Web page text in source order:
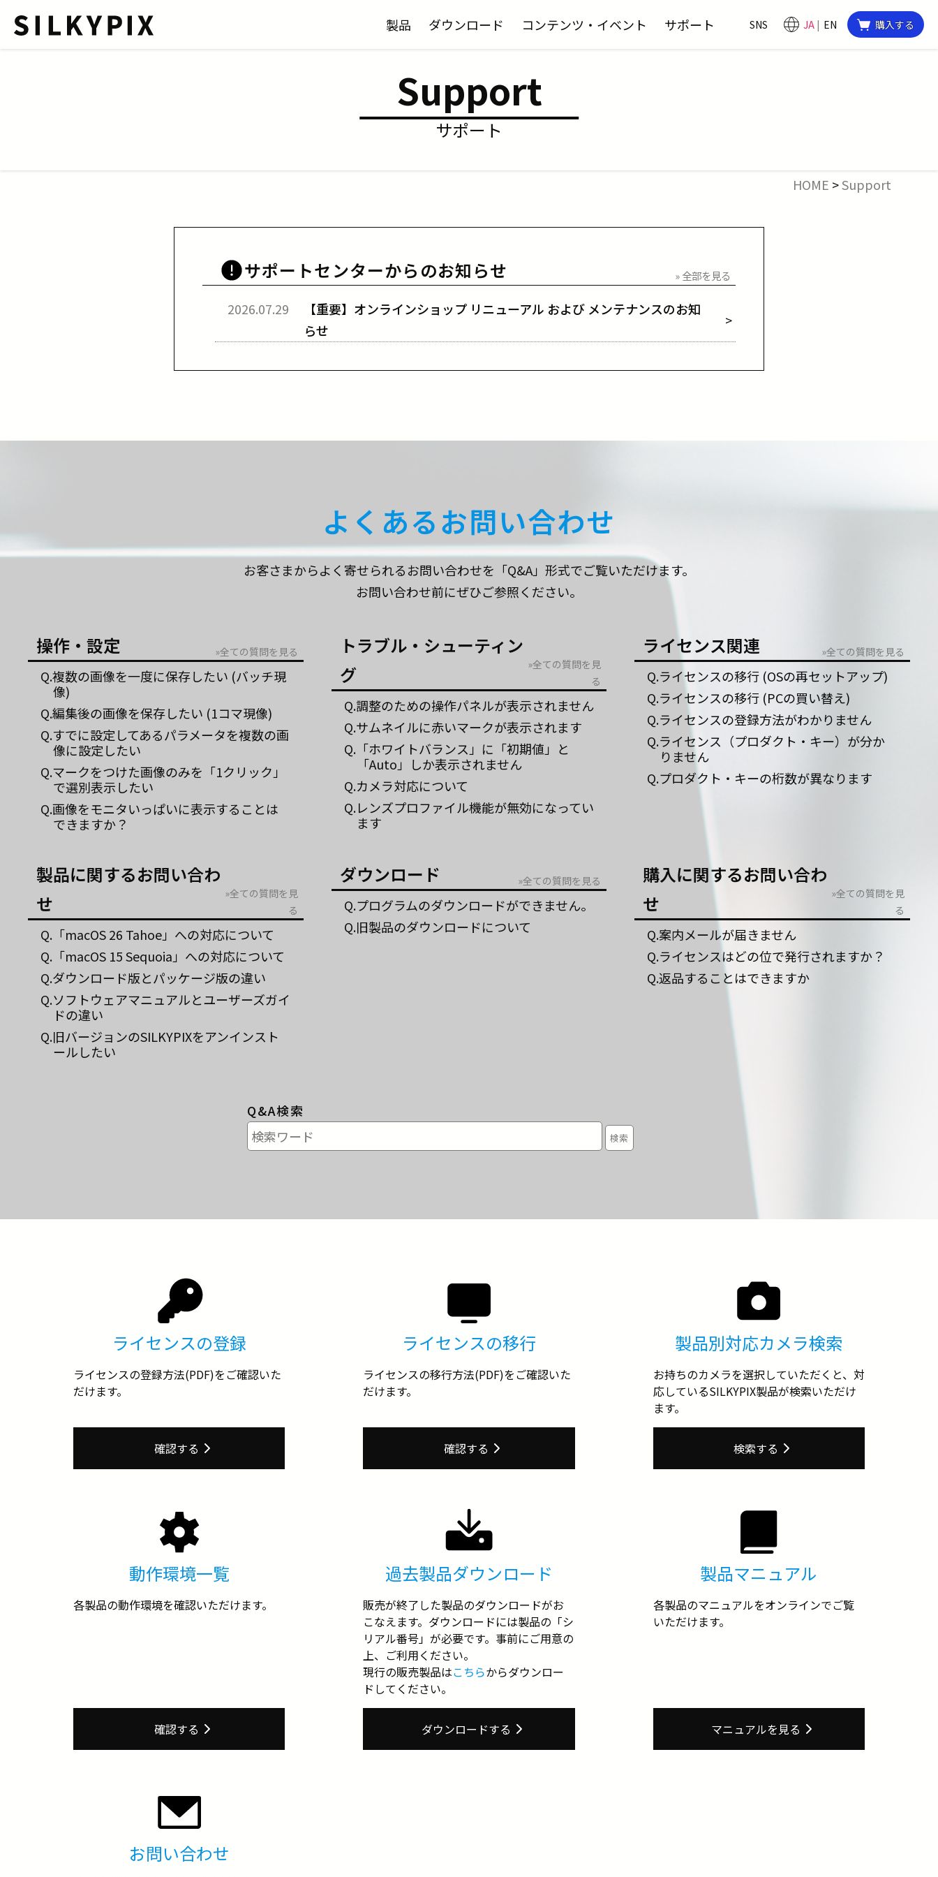
製品 ダウンロード コンテンツ・イベント サポート SNS JA EN 購入する
Support
サポート
HOME >Support
サポートセンターからのお知らせ » 全部を見る
2026.07.29
【重要】オンラインショップ リニューアル および メンテナンスのお知
らせ
よくあるお問い合わせ
お客さまからよく寄せられるお問い合わせを「Q&A」形式でご覧いただけます。
お問い合わせ前にぜひご参照ください。
操作・設定 »全ての質問を見る
Q.複数の画像を一度に保存したい (バッチ現
像)
Q.編集後の画像を保存したい (1コマ現像)
Q.すでに設定してあるパラメータを複数の画
像に設定したい
Q.マークをつけた画像のみを「1クリック」
で選別表示したい
Q.画像をモニタいっぱいに表示することは
できますか？
トラブル・シューティン
グ
»全ての質問を見
る
Q.調整のための操作パネルが表示されません
Q.サムネイルに赤いマークが表示されます
Q.「ホワイトバランス」に「初期値」と
「Auto」しか表示されません
Q.カメラ対応について
Q.レンズプロファイル機能が無効になってい
ます
ライセンス関連 »全ての質問を見る
Q.ライセンスの移行 (OSの再セットアップ)
Q.ライセンスの移行 (PCの買い替え)
Q.ライセンスの登録方法がわかりません
Q.ライセンス（プロダクト・キー）が分か
りません
Q.プロダクト・キーの桁数が異なります
製品に関するお問い合わ
せ
»全ての質問を見
る
Q.「macOS 26 Tahoe」への対応について
Q.「macOS 15 Sequoia」への対応について
Q.ダウンロード版とパッケージ版の違い
Q.ソフトウェアマニュアルとユーザーズガイ
ドの違い
Q.旧バージョンのSILKYPIXをアンインスト
ールしたい
ダウンロード »全ての質問を見る
Q.プログラムのダウンロードができません。
Q.旧製品のダウンロードについて
購入に関するお問い合わ
せ
»全ての質問を見
る
Q.案内メールが届きません
Q.ライセンスはどの位で発行されますか？
Q.返品することはできますか
Q&A検索
ライセンスの登録
ライセンスの登録方法(PDF)をご確認いた
だけます。
確認する
ライセンスの移行
ライセンスの移行方法(PDF)をご確認いた
だけます。
確認する
製品別対応カメラ検索
お持ちのカメラを選択していただくと、対
応しているSILKYPIX製品が検索いただけ
ます。
検索する
動作環境一覧
各製品の動作環境を確認いただけます。
確認する
過去製品ダウンロード
販売が終了した製品のダウンロードがお
こなえます。ダウンロードには製品の「シ
リアル番号」が必要です。事前にご用意の
上、ご利用ください。
現行の販売製品はこちらからダウンロー
ドしてください。
ダウンロードする
製品マニュアル
各製品のマニュアルをオンラインでご覧
いただけます。
マニュアルを見る
お問い合わせ